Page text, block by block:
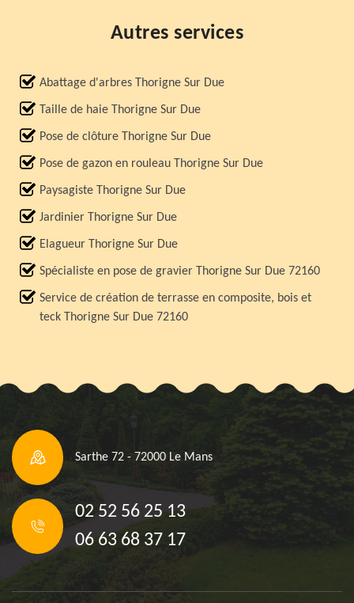
Autres services
Abattage d'arbres Thorigne Sur Due
Taille de haie Thorigne Sur Due
Pose de clôture Thorigne Sur Due
Pose de gazon en rouleau Thorigne Sur Due
Paysagiste Thorigne Sur Due
Jardinier Thorigne Sur Due
Elagueur Thorigne Sur Due
Spécialiste en pose de gravier Thorigne Sur Due 72160
Service de création de terrasse en composite, bois et
teck Thorigne Sur Due 72160
Sarthe 72 - 72000 Le Mans
02 52 56 25 13
06 63 68 37 17